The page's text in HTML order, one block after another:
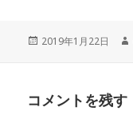
投
2019年1月22日
コメントを残す